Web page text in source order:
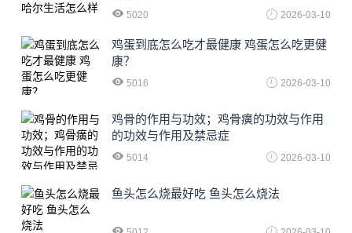
5020 2026-03-10
鸡蛋到底怎么吃才最健康 鸡蛋怎么吃更健
康？
5016 2026-03-10
鸡骨的作用与功效；鸡骨癀的功效与作用
的功效与作用及禁忌症
5014 2026-03-10
鱼头怎么烧最好吃 鱼头怎么烧法